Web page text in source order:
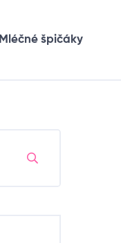
Mléčné špičáky